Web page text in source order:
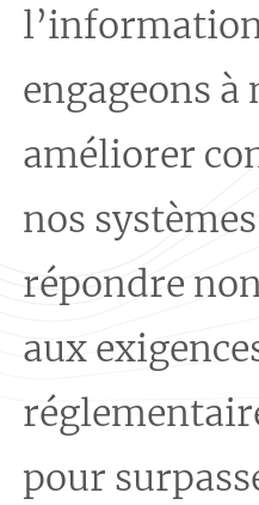
engageons
améliorer
nos
répondre
aux
pour